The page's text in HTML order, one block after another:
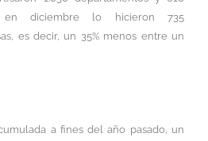
en diciembre lo hicieron 735
es decir, un 35% menos entre un
a fines del año pasado, un